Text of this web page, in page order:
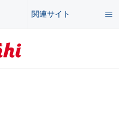
関連サイト